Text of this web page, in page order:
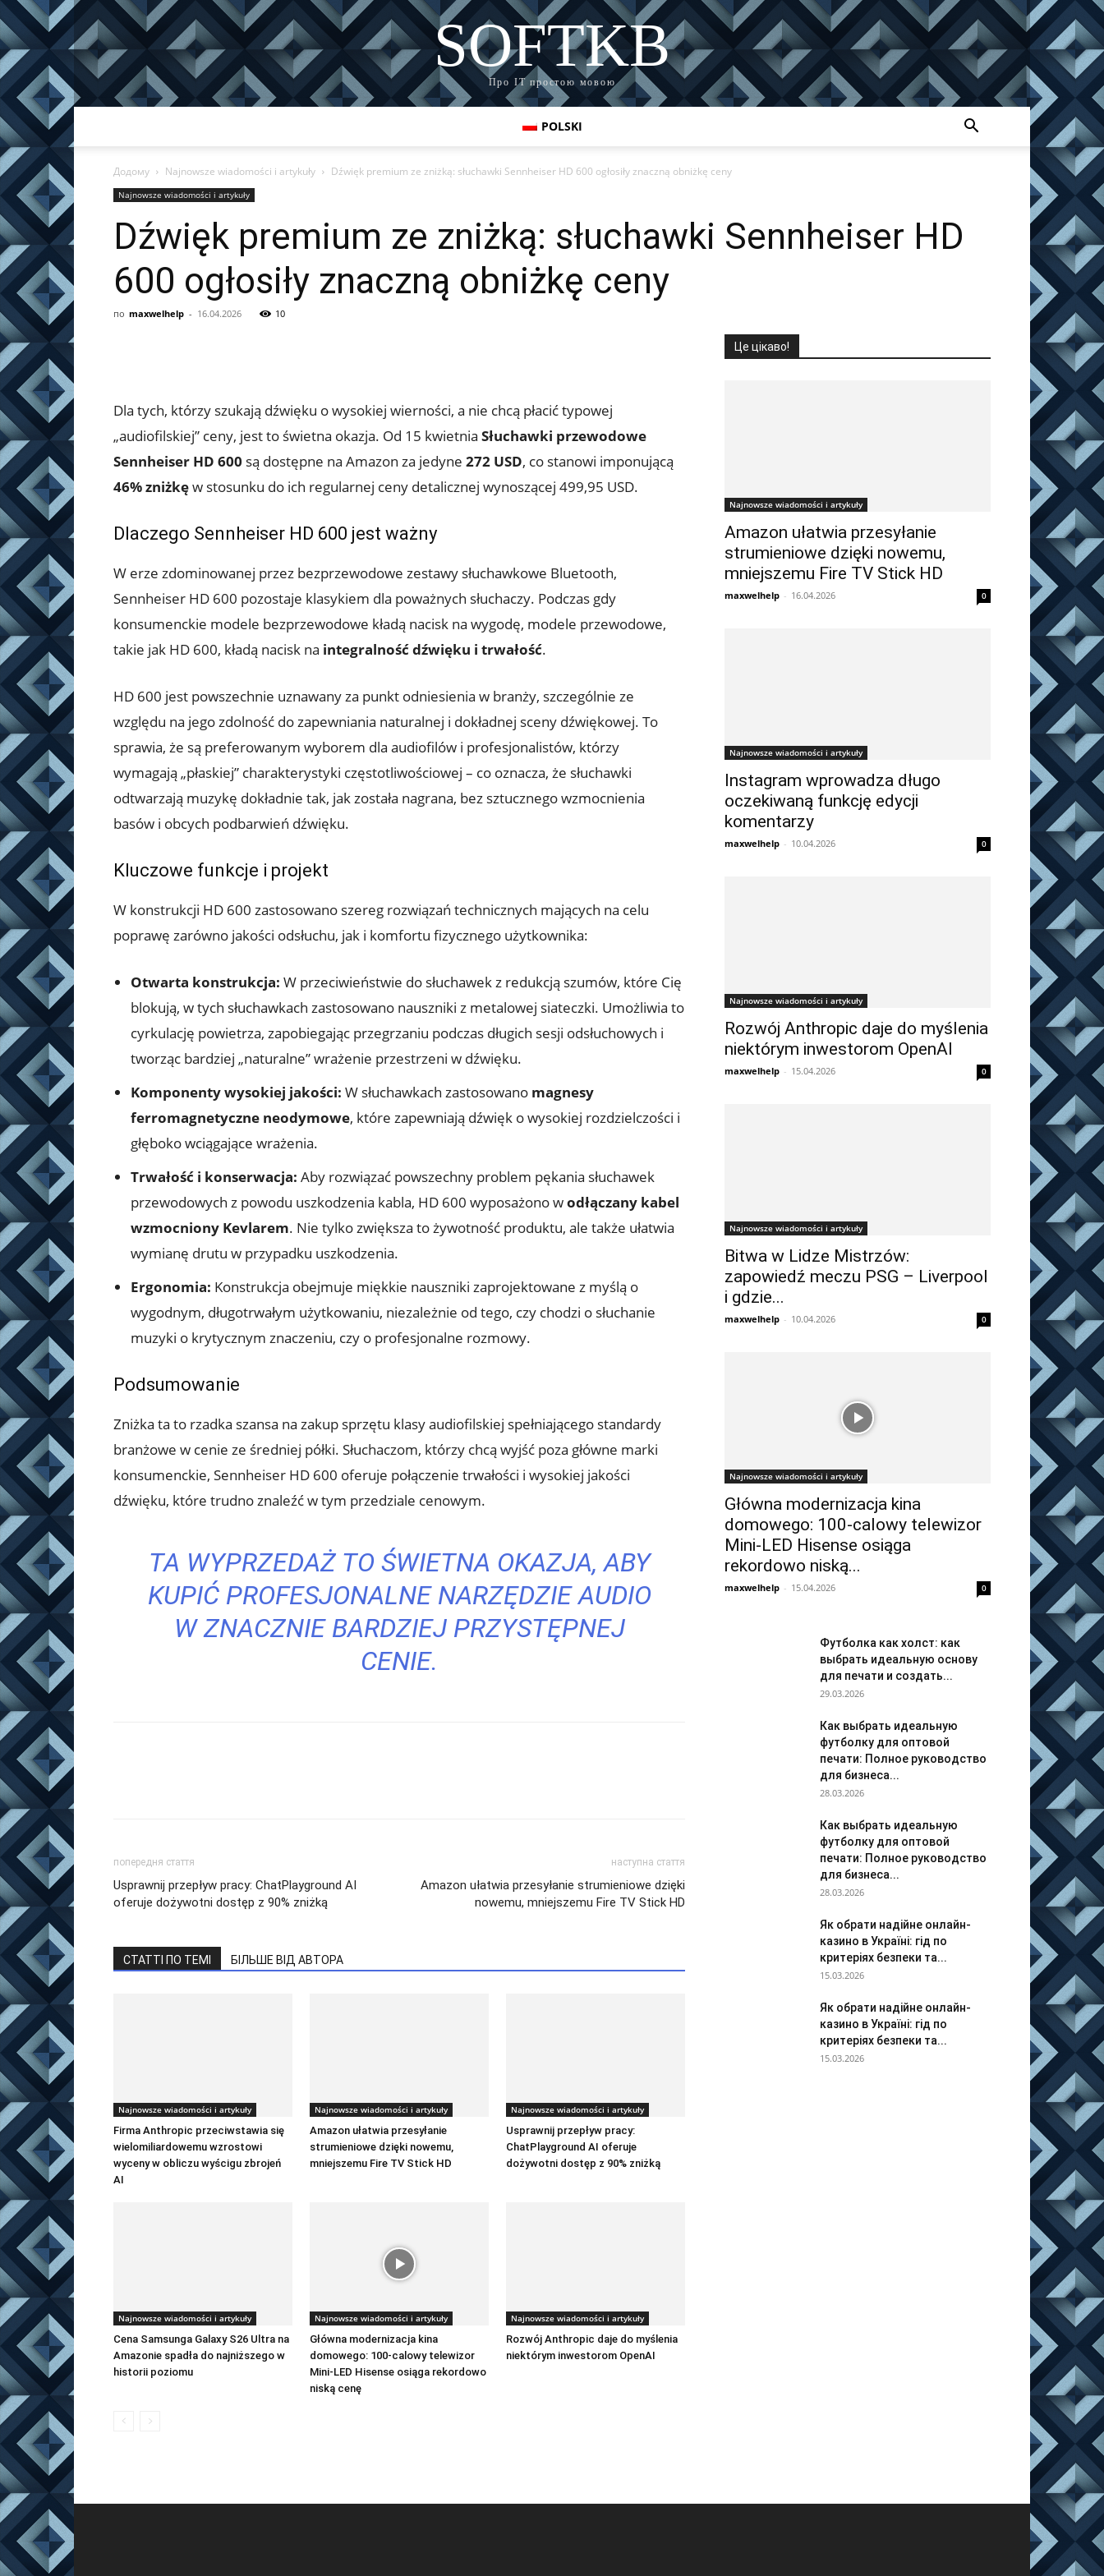
SOFTKB
Про ІТ простою мовою
POLSKI
Додому Najnowsze wiadomości i artykuły Dźwięk premium ze zniżką: słuchawki Sennheiser HD 600 ogłosiły znaczną obniżkę ceny
Najnowsze wiadomości i artykuły
Dźwięk premium ze zniżką: słuchawki Sennheiser HD
600 ogłosiły znaczną obniżkę ceny
по maxwelhelp - 16.04.2026 10
Dla tych, którzy szukają dźwięku o wysokiej wierności, a nie chcą płacić typowej
„audiofilskiej” ceny, jest to świetna okazja. Od 15 kwietnia Słuchawki przewodowe
Sennheiser HD 600 są dostępne na Amazon za jedyne 272 USD, co stanowi imponującą
46% zniżkęw stosunku do ich regularnej ceny detalicznej wynoszącej 499,95 USD.
Dlaczego Sennheiser HD 600 jest ważny
W erze zdominowanej przez bezprzewodowe zestawy słuchawkowe Bluetooth,
Sennheiser HD 600 pozostaje klasykiem dla poważnych słuchaczy. Podczas gdy
konsumenckie modele bezprzewodowe kładą nacisk na wygodę, modele przewodowe,
takie jak HD 600, kładą nacisk na integralność dźwięku i trwałość.
HD 600 jest powszechnie uznawany za punkt odniesienia w branży, szczególnie ze
względu na jego zdolność do zapewniania naturalnej i dokładnej sceny dźwiękowej. To
sprawia, że ​​są preferowanym wyborem dla audiofilów i profesjonalistów, którzy
wymagają „płaskiej” charakterystyki częstotliwościowej – co oznacza, że ​​słuchawki
odtwarzają muzykę dokładnie tak, jak została nagrana, bez sztucznego wzmocnienia
basów i obcych podbarwień dźwięku.
Kluczowe funkcje i projekt
W konstrukcji HD 600 zastosowano szereg rozwiązań technicznych mających na celu
poprawę zarówno jakości odsłuchu, jak i komfortu fizycznego użytkownika:
Otwarta konstrukcja: W przeciwieństwie do słuchawek z redukcją szumów, które Cię
blokują, w tych słuchawkach zastosowano nauszniki z metalowej siateczki. Umożliwia to
cyrkulację powietrza, zapobiegając przegrzaniu podczas długich sesji odsłuchowych i
tworząc bardziej „naturalne” wrażenie przestrzeni w dźwięku.
Komponenty wysokiej jakości: W słuchawkach zastosowano magnesy
ferromagnetyczne neodymowe, które zapewniają dźwięk o wysokiej rozdzielczości i
głęboko wciągające wrażenia.
Trwałość i konserwacja: Aby rozwiązać powszechny problem pękania słuchawek
przewodowych z powodu uszkodzenia kabla, HD 600 wyposażono wodłączany kabel
wzmocniony Kevlarem. Nie tylko zwiększa to żywotność produktu, ale także ułatwia
wymianę drutu w przypadku uszkodzenia.
Ergonomia: Konstrukcja obejmuje miękkie nauszniki zaprojektowane z myślą o
wygodnym, długotrwałym użytkowaniu, niezależnie od tego, czy chodzi o słuchanie
muzyki o krytycznym znaczeniu, czy o profesjonalne rozmowy.
Podsumowanie
Zniżka ta to rzadka szansa na zakup sprzętu klasy audiofilskiej spełniającego standardy
branżowe w cenie ze średniej półki. Słuchaczom, którzy chcą wyjść poza główne marki
konsumenckie, Sennheiser HD 600 oferuje połączenie trwałości i wysokiej jakości
dźwięku, które trudno znaleźć w tym przedziale cenowym.
TA WYPRZEDAŻ TO ŚWIETNA OKAZJA, ABY
KUPIĆ PROFESJONALNE NARZĘDZIE AUDIO
W ZNACZNIE BARDZIEJ PRZYSTĘPNEJ
CENIE.
попередня стаття
Usprawnij przepływ pracy: ChatPlayground AI
oferuje dożywotni dostęp z 90% zniżką
наступна стаття
Amazon ułatwia przesyłanie strumieniowe dzięki
nowemu, mniejszemu Fire TV Stick HD
СТАТТІ ПО ТЕМІ БІЛЬШЕ ВІД АВТОРА
Najnowsze wiadomości i artykuły
Firma Anthropic przeciwstawia się
wielomiliardowemu wzrostowi
wyceny w obliczu wyścigu zbrojeń
AI
Najnowsze wiadomości i artykuły
Amazon ułatwia przesyłanie
strumieniowe dzięki nowemu,
mniejszemu Fire TV Stick HD
Najnowsze wiadomości i artykuły
Usprawnij przepływ pracy:
ChatPlayground AI oferuje
dożywotni dostęp z 90% zniżką
Najnowsze wiadomości i artykuły
Cena Samsunga Galaxy S26 Ultra na
Amazonie spadła do najniższego w
historii poziomu
Najnowsze wiadomości i artykuły
Główna modernizacja kina
domowego: 100-calowy telewizor
Mini-LED Hisense osiąga rekordowo
niską cenę
Najnowsze wiadomości i artykuły
Rozwój Anthropic daje do myślenia
niektórym inwestorom OpenAI
Це цікаво!
Najnowsze wiadomości i artykuły
Amazon ułatwia przesyłanie
strumieniowe dzięki nowemu,
mniejszemu Fire TV Stick HD
maxwelhelp - 16.04.2026 0
Najnowsze wiadomości i artykuły
Instagram wprowadza długo
oczekiwaną funkcję edycji
komentarzy
maxwelhelp - 10.04.2026 0
Najnowsze wiadomości i artykuły
Rozwój Anthropic daje do myślenia
niektórym inwestorom OpenAI
maxwelhelp - 15.04.2026 0
Najnowsze wiadomości i artykuły
Bitwa w Lidze Mistrzów:
zapowiedź meczu PSG – Liverpool
i gdzie...
maxwelhelp - 10.04.2026 0
Najnowsze wiadomości i artykuły
Główna modernizacja kina
domowego: 100-calowy telewizor
Mini-LED Hisense osiąga
rekordowo niską...
maxwelhelp - 15.04.2026 0
Футболка как холст: как
выбрать идеальную основу
для печати и создать...
29.03.2026
Как выбрать идеальную
футболку для оптовой
печати: Полное руководство
для бизнеса...
28.03.2026
Как выбрать идеальную
футболку для оптовой
печати: Полное руководство
для бизнеса...
28.03.2026
Як обрати надійне онлайн-
казино в Україні: гід по
критеріях безпеки та...
15.03.2026
Як обрати надійне онлайн-
казино в Україні: гід по
критеріях безпеки та...
15.03.2026